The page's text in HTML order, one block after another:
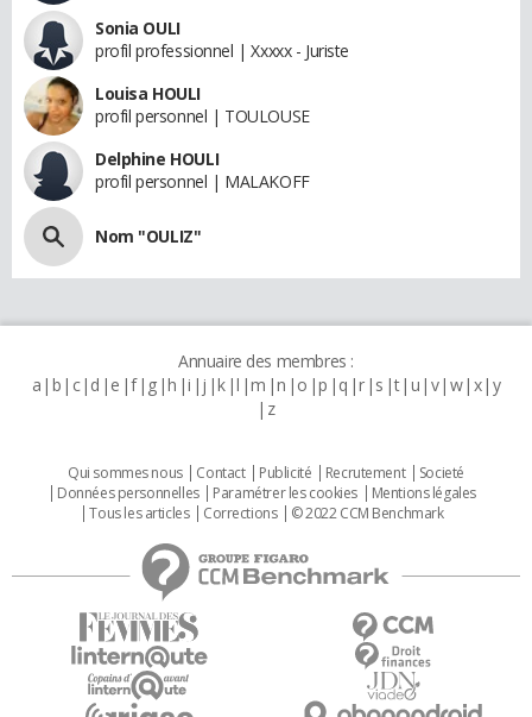
Sonia OULI
profil professionnel | Xxxxx - Juriste
Louisa HOULI
profil personnel | TOULOUSE
Delphine HOULI
profil personnel | MALAKOFF
Nom "OULIZ"
Annuaire des membres :
a b c d e f g h i j k l m n o p q r s t u v w x y
z
Qui sommes nous Contact Publicité Recrutement
Societé
Données personnelles
Paramétrer les cookies
Mentions légales
Tous les articles
Corrections © 2022 CCM Benchmark